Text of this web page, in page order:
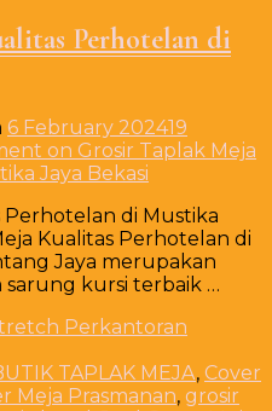
Perhotelan di
6 February 202419
on Grosir Taplak Meja
Jaya Bekasi
Perhotelan di Mustika
Kualitas Perhotelan di
Jaya merupakan
sarung kursi terbaik …
TAPLAK MEJA, Cover
Meja Prasmanan, grosir